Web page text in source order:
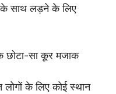
के साथ लड़ने के लिए
छोटा-सा कूर मजाक
के लिए कोई स्थान